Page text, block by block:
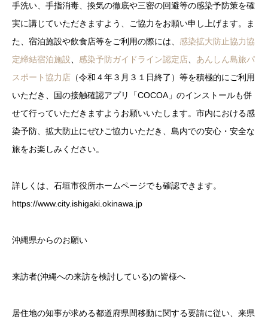
手洗い、手指消毒、換気の徹底や三密の回避等の感染予防策を確
実に講じていただきますよう、ご協力をお願い申し上げます。ま
た、宿泊施設や飲食店等をご利用の際には、 感染拡大防止協力協
定締結宿泊施設、 感染予防ガイドライン認定店、 あんしん島旅パ
スポート協力店 （令和４年３月３１日終了）等を積極的にご利用
いただき、国の接触確認アプリ「COCOA」のインストールも併
せて行っていただきますようお願いいたします。市内における感
染予防、拡大防止にぜひご協力いただき、島内での安心・安全な
旅をお楽しみください。
詳しくは、石垣市役所ホームページでも確認できます。
https://www.city.ishigaki.okinawa.jp
沖縄県からのお願い
来訪者(沖縄への来訪を検討している)の皆様へ
居住地の知事が求める都道府県間移動に関する要請に従い、来県